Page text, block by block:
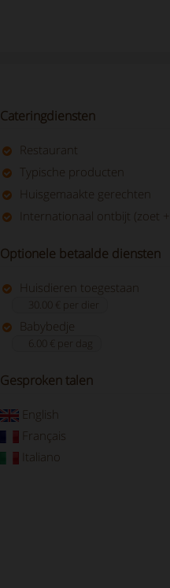
Cateringdiensten
Restaurant
Typische producten
Huisgemaakte gerechten
Internationaal ontbijt (zoet
Optionele betaalde diensten
Huisdieren toegestaan
30.00 € per dier
Babybedje
6.00 € per dag
Gesproken talen
English
Français
Italiano